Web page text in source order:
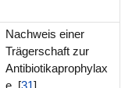
Nachweis einer
Trägerschaft zur
Antibiotikaprophylax
e. [31]